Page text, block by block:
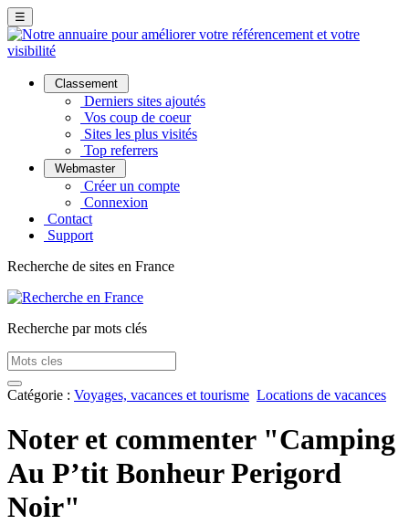
☰
Classement
Derniers sites ajoutés
Vos coup de coeur
Sites les plus visités
Top referrers
Webmaster
Créer un compte
Connexion
Contact
Support
Recherche de sites en France
Recherche par mots clés
Catégorie : Voyages, vacances et tourisme Locations de vacances
Noter et commenter "Camping
Au P’tit Bonheur Perigord
Noir"